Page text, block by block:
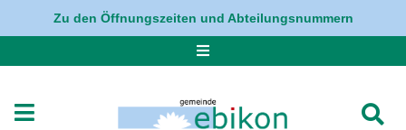
Navigation überspringen
Zu den Öffnungszeiten und Abteilungsnummern